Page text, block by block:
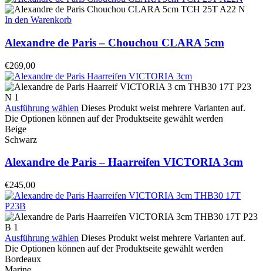
In den Warenkorb
Alexandre de Paris – Chouchou CLARA 5cm
€269,00
Ausführung wählen Dieses Produkt weist mehrere Varianten auf.
Die Optionen können auf der Produktseite gewählt werden
Beige
Schwarz
Alexandre de Paris – Haarreifen VICTORIA 3cm
€245,00
Ausführung wählen Dieses Produkt weist mehrere Varianten auf.
Die Optionen können auf der Produktseite gewählt werden
Bordeaux